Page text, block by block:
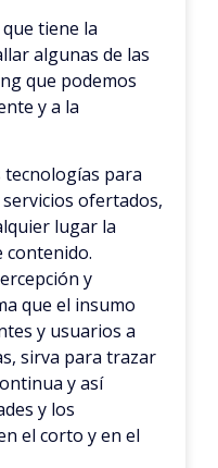
tiene la
algunas de las
que podemos
y a la
tecnologías para
ofertados,
lugar la
contenido.
y
que el insumo
y usuarios a
sirva para trazar
y así
y los
el corto y en el